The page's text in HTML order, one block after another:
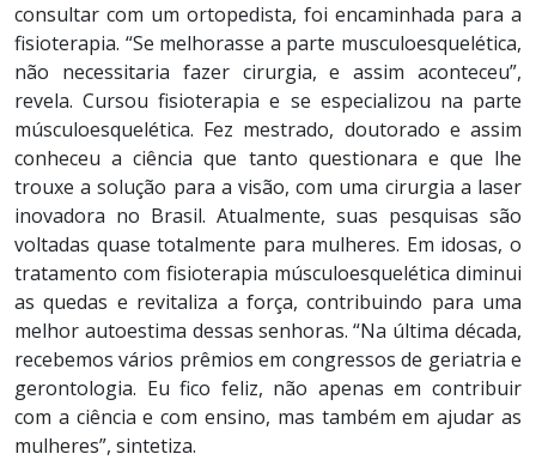
consultar com um ortopedista, foi encaminhada para a
fisioterapia. “Se melhorasse a parte musculoesquelética,
não necessitaria fazer cirurgia, e assim aconteceu”,
revela. Cursou fisioterapia e se especializou na parte
músculoesquelética. Fez mestrado, doutorado e assim
conheceu a ciência que tanto questionara e que lhe
trouxe a solução para a visão, com uma cirurgia a laser
inovadora no Brasil. Atualmente, suas pesquisas são
voltadas quase totalmente para mulheres. Em idosas, o
tratamento com fisioterapia músculoesquelética diminui
as quedas e revitaliza a força, contribuindo para uma
melhor autoestima dessas senhoras. “Na última década,
recebemos vários prêmios em congressos de geriatria e
gerontologia. Eu fico feliz, não apenas em contribuir
com a ciência e com ensino, mas também em ajudar as
mulheres”, sintetiza.